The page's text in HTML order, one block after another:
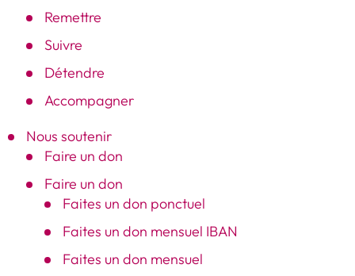
Remettre
Suivre
Détendre
Accompagner
Nous soutenir
Faire un don
Faire un don
Faites un don ponctuel
Faites un don mensuel IBAN
Faites un don mensuel